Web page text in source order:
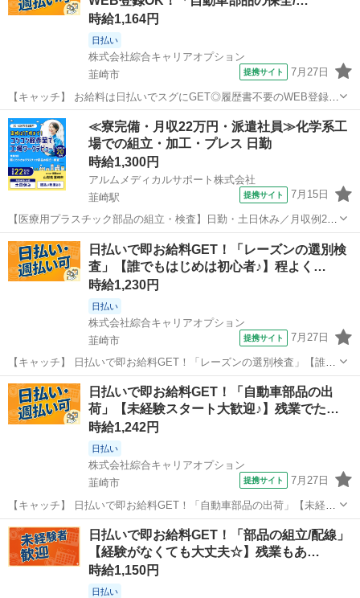
時給1,164円
日払い
株式会社綜合キャリアオプション
韮崎市
提携サイト 7月27日
【キャッチ】 お給料は日払いでスグにGET◎履歴書不要のWEB登録
OK！「自動車部品の保全/問合せ対応」高時給1164円！韮崎周辺！20
代～40代のスタッフが多数活躍中★ 【コメント】 製造のお仕事をお探
しの方必見！ 「...
山梨 韮崎市 プログラマー
≪寮完備・月収22万円・派遣社員≫化学系工
場での組立・加工・プレス 日勤
時給1,300円
アルムメディカルサポート株式会社
韮崎駅
提携サイト 7月15日
【医療用プラスチック部品の組立・検査】日勤・土日休み／月収例22
万円以上 人気の工場のお仕事 軽くて小さなプラスチック部品の組立・
検査 （具体的には） 軽い部品同士を組み合わせる「組立」と、 規格
通りにできているかをチェ...
山梨 韮崎市 韮崎駅 その他
日払いで即お給料GET！「レーズンの選別検
査」【誰でもはじめは初心者♪】程よく…
時給1,230円
日払い
株式会社綜合キャリアオプション
韮崎市
提携サイト 7月27日
【キャッチ】 日払いで即お給料GET！「レーズンの選別検査」【誰で
もはじめは初心者♪】程よく残業で収入にプラス♪少人数体制！高時給
1230円！ 【コメント】 製造のお仕事が豊富★未経験で働いてみたい
方も大歓迎！ 「未経験...
山梨 韮崎市 仕分け
日払いで即お給料GET！「自動車部品の出
荷」【未経験スタート大歓迎♪】残業でた…
時給1,242円
日払い
株式会社綜合キャリアオプション
韮崎市
提携サイト 7月27日
【キャッチ】 日払いで即お給料GET！「自動車部品の出荷」【未経験
スタート大歓迎♪】残業でたっぷり稼ぐ！ヘアスタイル自由☆高時給
1242円！ 【コメント】 製造のお仕事が豊富★未経験で働いてみたい
方も大歓迎！ 「未経験だ...
山梨 韮崎市 仕分け
日払いで即お給料GET！「部品の組立/配線」
【経験がなくても大丈夫☆】残業もあ…
時給1,150円
日払い